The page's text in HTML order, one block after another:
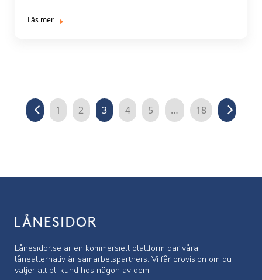
Läs mer
1 2 3 4 5 … 18
Lånesidor.se är en kommersiell plattform där våra
lånealternativ är samarbetspartners. Vi får provision om du
väljer att bli kund hos någon av dem.